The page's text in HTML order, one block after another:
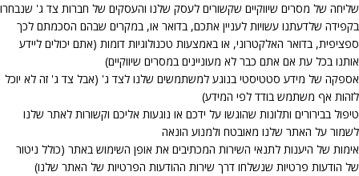
שליחה של מסרים שיווקיים שקשורים לעסק שלנו והעסקים של חברות צד ג' שנבחרו
בקפידה שלדעתנו עשויות לעניין אתכם, בדואר או, במקרים שבהם הסכמתם לכך
ספציפית, בדואר האלקטרוני, או באמצעות טכנולוגיות דומות (אתם יכולים ליידע
אותנו בכל עת אם אתם כבר לא מעוניינים במסרים שיווקיים)
אספקה של מידע סטטיסטי בנוגע למשתמשים שלנו לצד ג' (אבל צד ג' זה לא יוכל
לזהות אף משתמש בודד לפי המידע)
טיפול בבירורים ותלונות שהוגשו על ידכם או נוגעות אליכם וקשורות לאתר שלנו
לשמור על האתר שלנו מאובטח ולמנוע הונאה
אימות של היענות לתנאי השירות המכתיבים את אופן השימוש באתר (כולל ניטור
של הודעות פרטיות שנשלחו דרך שירות ההודעות הפרטיות של האתר שלנו)